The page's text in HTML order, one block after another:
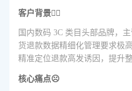
客户背景🤷‍♂️
国内数码 3C 类目头部品牌，
货退款数据精细化管理要求极
精准定位退款高发诱因，提升
核心痛点☹️